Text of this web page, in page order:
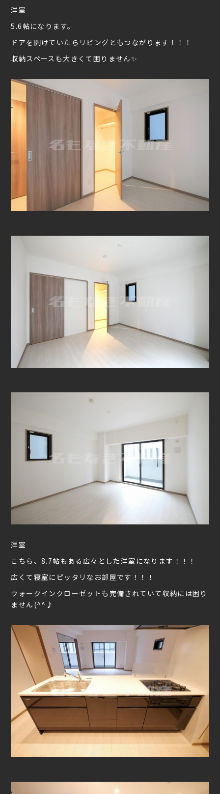
洋室
5.6帖になります。
ドアを開けていたらリビングともつながります！！！
収納スペースも大きくて困りません✨
洋室
こちら、8.7帖もある広々とした洋室になります！！！
広くて寝室にピッタリなお部屋です！！！
ウォークインクローゼットも完備されていて収納には困り
ません(^^♪